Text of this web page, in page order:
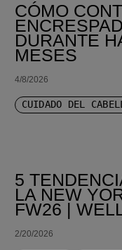
CÓMO
DURANTE
MESES
4/8/2026
CUIDADO DEL
5
LA NEW
FW26 |
2/20/2026